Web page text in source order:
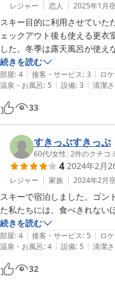
レジャー 恋人 2025年1月
スキー目的に利用させていた
ェックアウト後も使える更衣
した。冬季は露天風呂が使
か、内風呂だけでも十分体を
たものの、駐車場の場所が現
で、総合評価は「4」とさせ
建物の前にあると記載があり
度の場所に駐車します）
続きを読む
部屋: 4 | 接客・サービス: 3 | ロ
温泉・お風呂: 5 | 設備: 3 | 清潔さ
33
すきっぷすきっぷ
60代/女性 |2件のクチコミ
4 2024年2月
レジャー 家族 2024年2月
スキーで宿泊しました。ゴン
た私たちには、食べきれない
続きを読む
部屋: 4 | 接客・サービス: 5 | ロ
温泉・お風呂: 4 | 設備: 5 | 清潔さ
32